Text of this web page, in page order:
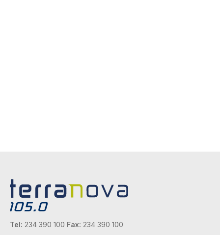
Tel: 234 390 100 Fax: 234 390 100